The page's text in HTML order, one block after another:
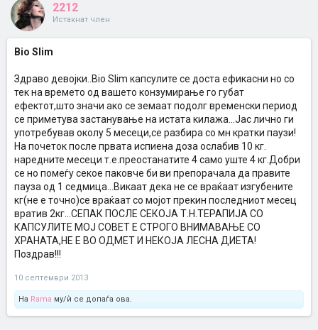
2212
Истакнат член
Bio Slim
Здраво девојки..Bio Slim капсулите се доста ефикасни но со
тек на времето од вашето конзумирање го губат
ефектот,што значи ако се земаат подолг временски период
се приметува застанување на истата килажа...Јас лично ги
употребував околу 5 месеци,се разбира со мн кратки паузи!
На почеток после првата испиена доза ослабив 10 кг.
наредните месеци т.е.преостанатите 4 само уште 4 кг.Добри
се но помеѓу секое паковче би ви препорачала да правите
пауза од 1 седмица...Викаат дека не се враќаат изгубените
кг(не е точно)се враќаат со мојот прекин последниот месец
вратив 2кг...СЕПАК ПОСЛЕ СЕКОЈА Т.Н.ТЕРАПИЈА СО
КАПСУЛИТЕ МОЈ СОВЕТ Е СТРОГО ВНИМАВАЊЕ СО
ХРАНАТА,НЕ Е ВО ОДМЕТ И НЕКОЈА ЛЕСНА ДИЕТА!
Поздрав!!!
10 септември 2013
На Rama му/ѝ се допаѓа ова.